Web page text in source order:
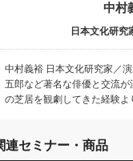
中村
日本文化研究
中村義裕 日本文化研究家／
五郎など著名な俳優と交流
の芝居を観劇してきた経験
連セミナー・商品